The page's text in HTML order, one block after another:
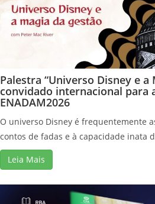
Palestra “Universo Disney e a
convidado internacional para
ENADAM2026
O universo Disney é frequentemente
contos de fadas e à capacidade inata
Leia Mais